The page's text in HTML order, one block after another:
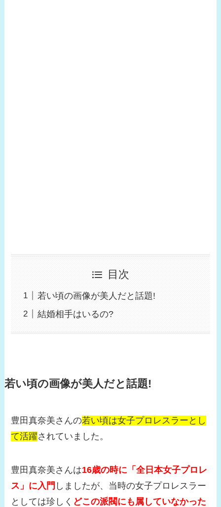
目次
若い頃の画像が美人だと話題!
結婚相手はいるの?
若い頃の画像が美人だと話題!
豊田真奈美さんの若い頃は女子プロレスラーとし
て活躍されていました。
豊田真奈美さんは16歳の時に「全日本女子プロレ
ス」に入門 しましたが、当時の女子プロレスラー
としては珍しく どこの派閥にも属していなかった